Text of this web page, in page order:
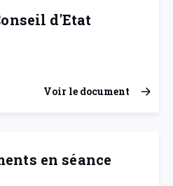
d'Etat
Voir le document
en séance